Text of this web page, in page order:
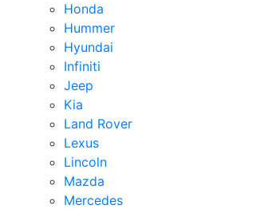
Honda
Hummer
Hyundai
Infiniti
Jeep
Kia
Land Rover
Lexus
Lincoln
Mazda
Mercedes